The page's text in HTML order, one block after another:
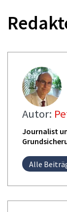
Autor:
Journalist
Alle